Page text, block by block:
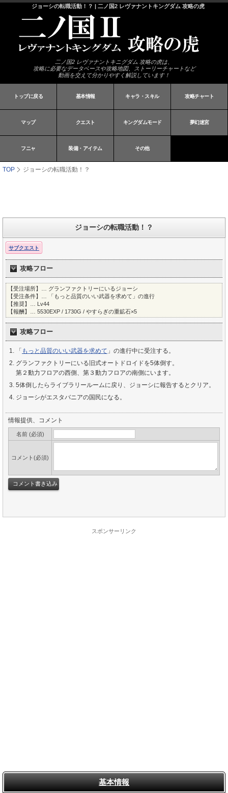
ジョーシの転職活動！？ | 二ノ国2 レヴァナントキングダム 攻略の虎
二ノ国2 レヴァナントキニグダム 攻略の虎は、
攻略に必要なデータベースや攻略地図、ストーリーチャートなど
動画を交えて分かりやすく解説しています！
トップに戻る 基本情報 キャラ・スキル 攻略チャート
マップ クエスト キングダムモード 夢幻迷宮
フニャ 装備・アイテム その他
TOP ジョーシの転職活動！？
ジョーシの転職活動！？
サブクエスト
攻略フロー
【受注場所】… グランファクトリーにいるジョーシ
【受注条件】… 「もっと品質のいい武器を求めて」の進行
【推奨】… Lv44
【報酬】… 5530EXP / 1730G / やすらぎの重鉱石×5
攻略フロー
「 もっと品質のいい武器を求めて 」の進行中に受注する。
グランファクトリーにいる旧式オートドロイドを5体倒す。
第２動力フロアの西側、第３動力フロアの南側にいます。
5体倒したらライブラリールームに戻り、ジョーシに報告するとクリア。
ジョーシがエスタバニアの国民になる。
情報提供、コメント
名前 (必須)
コメント(必須)
スポンサーリンク
基本情報